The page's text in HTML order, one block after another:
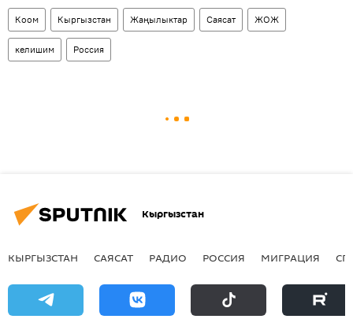
Коом Кыргызстан Жаңылыктар Саясат ЖОЖ
келишим Россия
Кыргызстан
КЫРГЫЗСТАН САЯСАТ РАДИО РОССИЯ МИГРАЦИЯ